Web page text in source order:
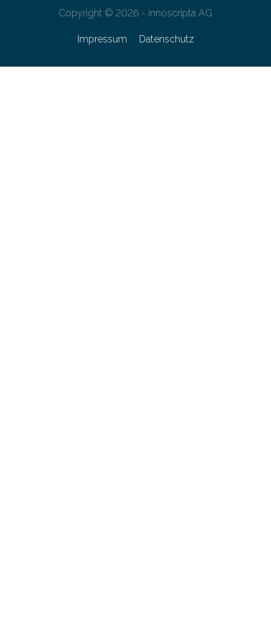
Copyright © 2026 - innoscripta AG
Impressum Datenschutz